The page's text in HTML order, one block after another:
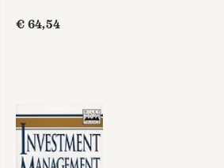
€ 64,54